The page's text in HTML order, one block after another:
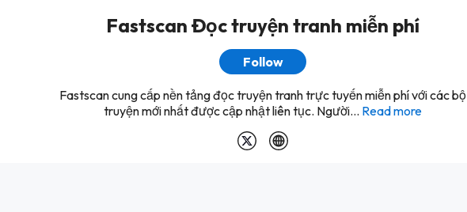
Fastscan Đọc truyện tranh miễn phí
Follow
Fastscan cung cấp nền tảng đọc truyện tranh trực tuyến miễn phí với các bộ
truyện mới nhất được cập nhật liên tục. Người... Read more